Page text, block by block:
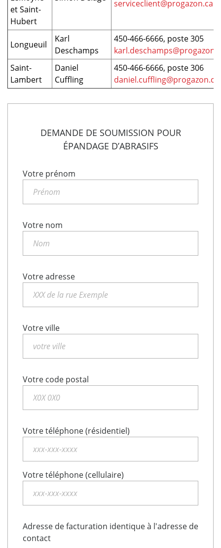
et Saint-
Hubert
serviceclient@progazon.ca
Longueuil
Karl
Deschamps
450-466-6666, poste 305
Saint-
Lambert
Daniel
Cuffling
450-466-6666, poste 306
daniel.cuffling@progazon.ca
DEMANDE DE SOUMISSION POUR
ÉPANDAGE D’ABRASIFS
Votre prénom
Votre nom
Votre adresse
Votre ville
Votre code postal
Votre téléphone (résidentiel)
Votre téléphone (cellulaire)
Adresse de facturation identique à l'adresse de
contact